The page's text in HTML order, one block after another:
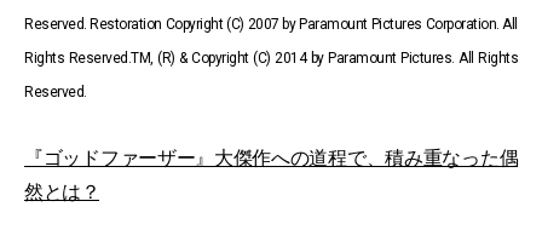
Reserved. Restoration Copyright (C) 2007 by Paramount Pictures Corporation. All
Rights Reserved.TM, (R) & Copyright (C) 2014 by Paramount Pictures. All Rights
Reserved.
『ゴッドファーザー』大傑作への道程で、積み重なった偶
然とは？